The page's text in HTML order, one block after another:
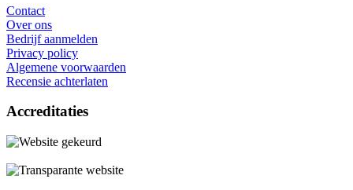
Contact
Over ons
Bedrijf aanmelden
Privacy policy
Algemene voorwaarden
Recensie achterlaten
Accreditaties